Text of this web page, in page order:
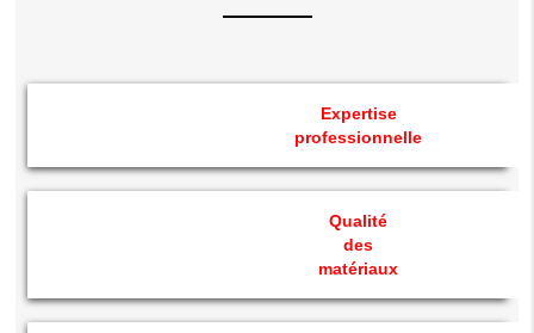
Expertise
professionnelle
Qualité
des
matériaux